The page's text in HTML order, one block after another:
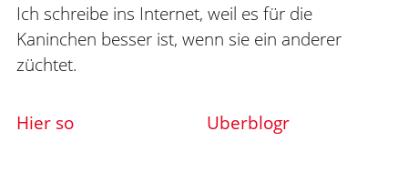
Ich schreibe ins Internet, weil es für die
Kaninchen besser ist, wenn sie ein anderer
züchtet.
Hier so Uberblogr